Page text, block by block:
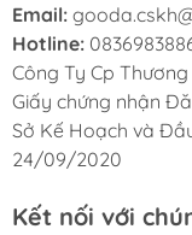
Email:
Hotline:
Công Ty Cp
Giấy chứng nhận
Sở Kế Hoạch và
24/09/2020
Kết nối với